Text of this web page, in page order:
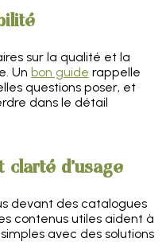
sur la qualité et la
Un bon guide rappelle
questions poser, et
dans le détail
clarté d'usage
devant des catalogues
contenus utiles aident à
avec des solutions